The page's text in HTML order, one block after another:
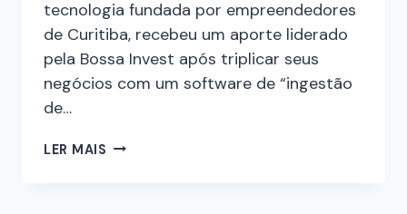
tecnologia fundada por empreendedores
de Curitiba, recebeu um aporte liderado
pela Bossa Invest após triplicar seus
negócios com um software de “ingestão
de…
LER MAIS